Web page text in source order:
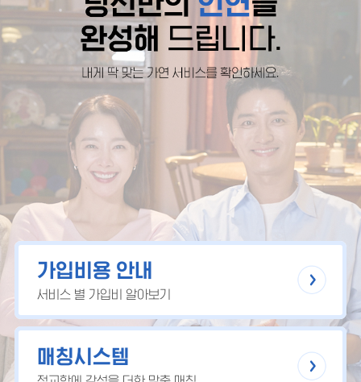
가입비용 안내
서비스 별 가입비 알아보기
매칭시스템